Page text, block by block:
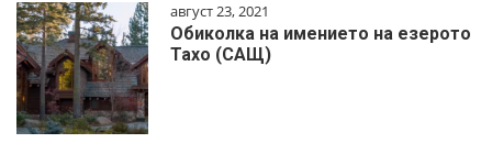
август 23, 2021
Обиколка на имението на езерото
Тахо (САЩ)